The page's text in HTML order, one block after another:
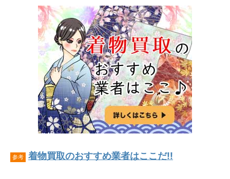
参考 着物買取のおすすめ業者はここだ!!